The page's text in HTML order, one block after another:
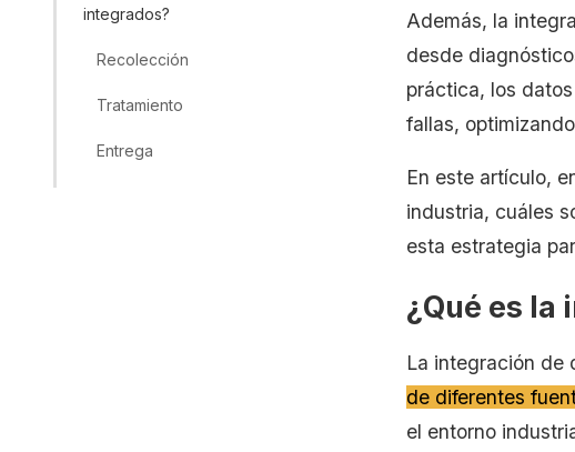
integrados?
Recolección
Tratamiento
Entrega
Además, la
desde
práctica, los
fallas,
En este artículo,
industria, cuáles
esta estrategia
¿Qué es la
La integración de
de diferentes
el entorno